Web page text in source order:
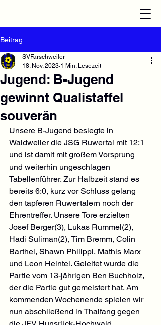
Beitrag
Jugend: B-Jugend
gewinnt Qualistaffel
souverän
SVFarschweiler
18. Nov. 2023 1 Min. Lesezeit
Unsere B-Jugend besiegte in
Waldweiler die JSG Ruwertal mit 12:1
und ist damit mit großem Vorsprung
und weiterhin ungeschlagen
Tabellenführer. Zur Halbzeit stand es
bereits 6:0, kurz vor Schluss gelang
den tapferen Ruwertalern noch der
Ehrentreffer. Unsere Tore erzielten
Josef Berger(3), Lukas Rummel(2),
Hadi Suliman(2), Tim Bremm, Colin
Barthel, Shawn Philippi, Mathis Marx
und Leon Heintel. Geleitet wurde die
Partie vom 13-jährigen Ben Buchholz,
der die Partie gut gemeistert hat. Am
kommenden Wochenende spielen wir
nun abschließend in Thalfang gegen